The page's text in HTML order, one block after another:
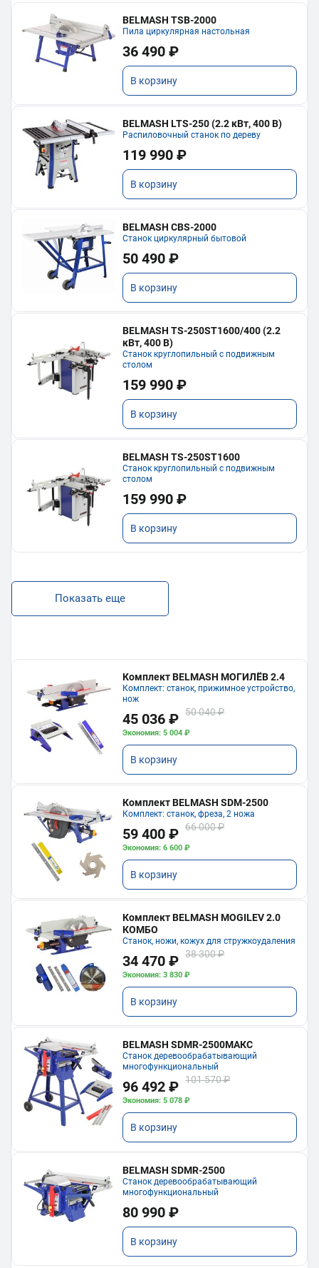
BELMASH TSB-2000
Пила циркулярная настольная
36 490 ₽
В корзину
BELMASH LTS-250 (2.2 кВт, 400 В)
Распиловочный станок по дереву
119 990 ₽
В корзину
BELMASH CBS-2000
Станок циркулярный бытовой
50 490 ₽
В корзину
BELMASH TS-250ST1600/400 (2.2
кВт, 400 В)
Станок круглопильный с подвижным
столом
159 990 ₽
В корзину
BELMASH TS-250ST1600
Станок круглопильный с подвижным
столом
159 990 ₽
В корзину
Показать еще
Комплект BELMASH МОГИЛЁВ 2.4
Комплект: станок, прижимное устройство,
нож
45 036 ₽ 50 040 ₽
Экономия: 5 004 ₽
В корзину
Комплект BELMASH SDM-2500
Комплект: станок, фреза, 2 ножа
59 400 ₽ 66 000 ₽
Экономия: 6 600 ₽
В корзину
Комплект BELMASH MOGILEV 2.0
КОМБО
Станок, ножи, кожух для стружкоудаления
34 470 ₽ 38 300 ₽
Экономия: 3 830 ₽
В корзину
BELMASH SDMR-2500МАКС
Станок деревообрабатывающий
многофункциональный
96 492 ₽ 101 570 ₽
Экономия: 5 078 ₽
В корзину
BELMASH SDMR-2500
Станок деревообрабатывающий
многофункциональный
80 990 ₽
В корзину